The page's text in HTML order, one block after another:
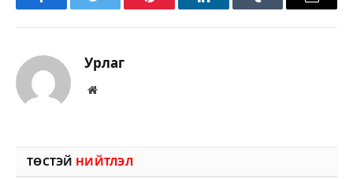
FacebookTwitter Pinterest LinkedInTumblr Имэйл
Урлаг
Вэбсайт
ТӨСТЭЙ НИЙТЛЭЛ